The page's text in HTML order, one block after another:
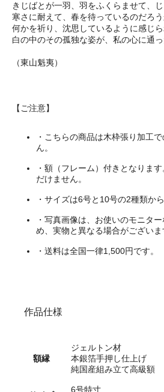
きじばとが一羽、羽をふくらませて、
寒さに耐えて、春を待っているのだろう
何かを祈り、沈思しているように感じら
白の中のその孤独な姿が、私の心に通っ
（東山魁夷）
【ご注意】
・こちらの商品は木枠張り加工
ん。
・額（フレーム）付きとなりま
だけません。
・サイズは6号と10号の2種類か
・写真画像は、お使いのモニタ
め、実物と異なる場合がございま
・送料は全国一律1,500円です。
作品仕様
額縁
ジェルトン材
本銀箔手押し仕上げ
純国産組み立て高級額
6号特寸